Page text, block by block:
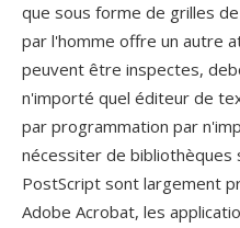
que sous forme de grilles
par l'homme offre un autre
peuvent être inspectes,
n'importé quel éditeur de
par programmation par
nécessiter de bibliothèques
PostScript sont largement
Adobe Acrobat, les